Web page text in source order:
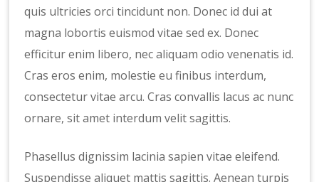
quis ultricies orci tincidunt non. Donec id dui at
magna lobortis euismod vitae sed ex. Donec
efficitur enim libero, nec aliquam odio venenatis id.
Cras eros enim, molestie eu finibus interdum,
consectetur vitae arcu. Cras convallis lacus ac nunc
ornare, sit amet interdum velit sagittis.
Phasellus dignissim lacinia sapien vitae eleifend.
Suspendisse aliquet mattis sagittis. Aenean turpis